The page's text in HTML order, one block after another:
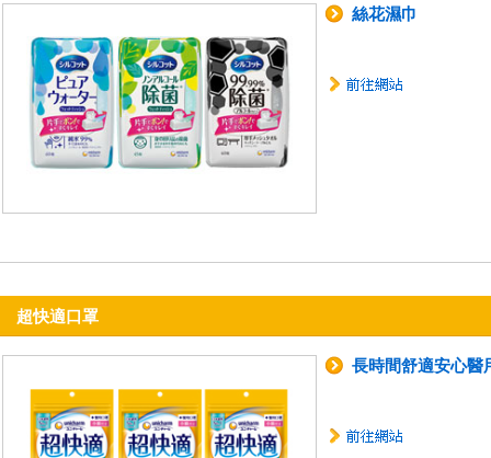
絲花濕巾
超快適口罩
長時間舒適安心醫